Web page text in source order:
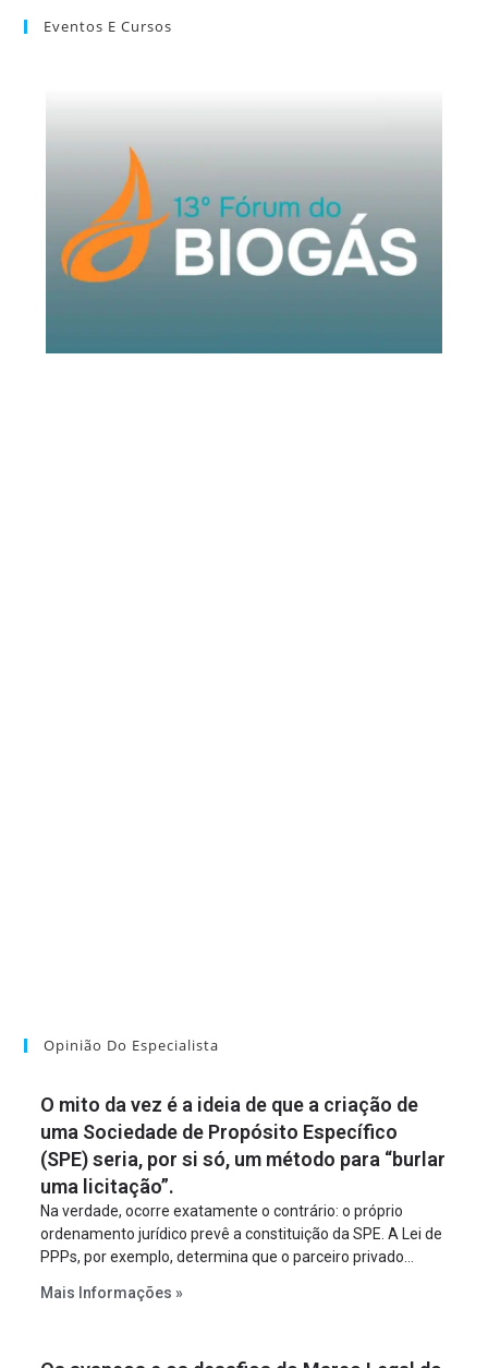
Eventos E Cursos
Opinião Do Especialista
O mito da vez é a ideia de que a criação de
uma Sociedade de Propósito Específico
(SPE) seria, por si só, um método para “burlar
uma licitação”.
Na verdade, ocorre exatamente o contrário: o próprio
ordenamento jurídico prevê a constituição da SPE. A Lei de
PPPs, por exemplo, determina que o parceiro privado
empreendimento. Ou seja, a suposta “fraude à licitação” é
Mais Informações »